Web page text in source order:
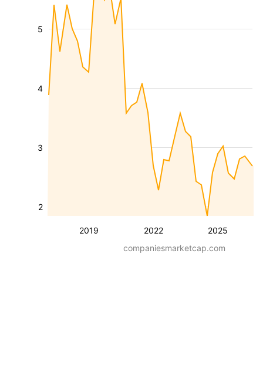
2019 2022 2025
2
3
4
5
companiesmarketcap.com